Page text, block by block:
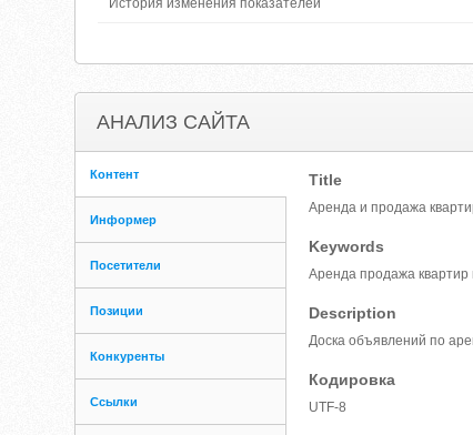
История изменения показателей
АНАЛИЗ САЙТА
Контент
Информер
Посетители
Позиции
Конкуренты
Ссылки
Title
Аренда и продажа
Keywords
Аренда продажа квартир
Description
Доска объявлений по
Кодировка
UTF-8